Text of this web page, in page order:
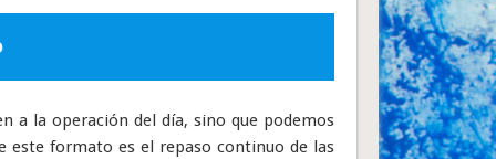
a la operación del día, sino que podemos
este formato es el repaso continuo de las